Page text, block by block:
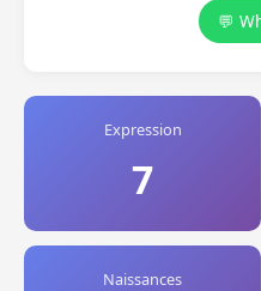
💬
Expression
7
Naissances